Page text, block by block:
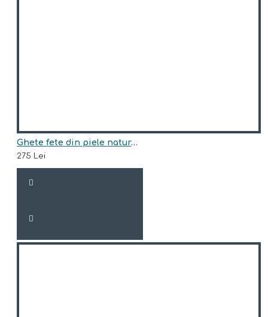
Ghete fete din piele naturala model ALVA
275 Lei